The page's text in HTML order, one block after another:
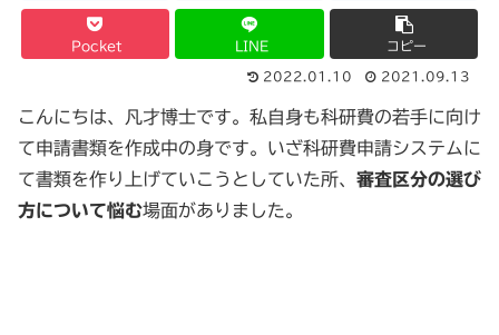
Pocket LINE コピー
2022.01.10 2021.09.13
こんにちは、凡才博士です。私自身も科研費の若手に向け
て申請書類を作成中の身です。いざ科研費申請システムに
て書類を作り上げていこうとしていた所、 審査区分の選び
方について悩む場面がありました。